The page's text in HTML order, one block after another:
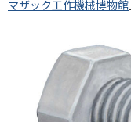
マザック工作機械博物館